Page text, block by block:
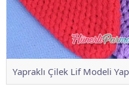
Yapraklı Çilek Lif Modeli